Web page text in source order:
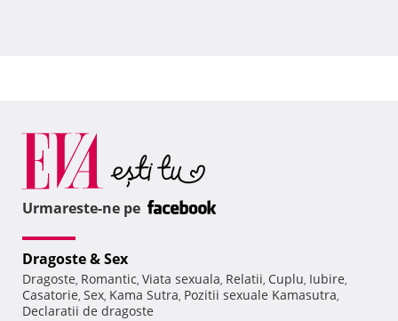
Urmareste-ne pe
Dragoste & Sex
Dragoste, Romantic, Viata sexuala, Relatii, Cuplu, Iubire,
Casatorie, Sex, Kama Sutra, Pozitii sexuale Kamasutra,
Declaratii de dragoste